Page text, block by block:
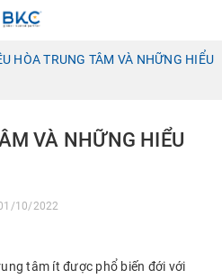
HÒA TRUNG TÂM VÀ NHỮNG HIỂU
VÀ NHỮNG HIỂU
10/2022
tâm ít được phổ biến đới với